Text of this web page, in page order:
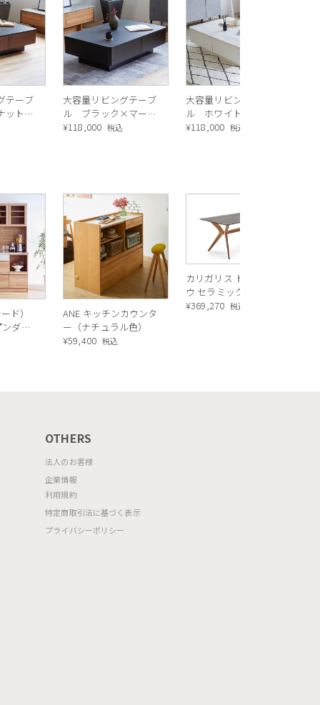
テーブ
ット×
大容量リビングテーブ
ル ブラック×マーブ
ルブラック
¥118,000 税込
大容量リビングテーブ
ル ホワイト×マーブ
ルホワイト
¥118,000 税込
ド）
ダイ
チュ
ANE キッチンカウンタ
ー（ナチュラル色）
¥59,400 税込
カリガリス トウキョ
ウ セラミック ダイニ
ングテーブル ／
¥369,270 税込
OTHERS
法人のお客様
企業情報
利用規約
特定商取引法に基づく表示
プライバシーポリシー